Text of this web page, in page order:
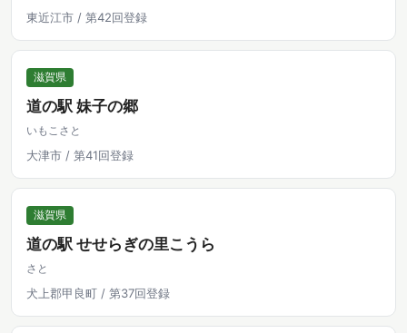
東近江市 / 第42回登録
滋賀県
道の駅 妹子の郷
いもこさと
大津市 / 第41回登録
滋賀県
道の駅 せせらぎの里こうら
さと
犬上郡甲良町 / 第37回登録